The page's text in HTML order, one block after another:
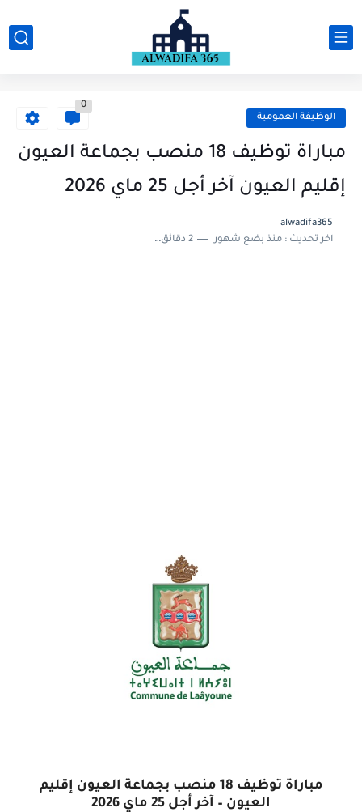
الوظيفة العمومية
0
مباراة توظيف 18 منصب بجماعة العيون
إقليم العيون آخر أجل 25 ماي 2026
alwadifa365
اخر تحديث :منذ بضع شهور 2 دقائق للقراءة
مباراة توظيف 18 منصب بجماعة العيون إقليم
العيون – آخر أجل 25 ماي 2026